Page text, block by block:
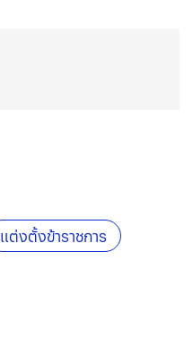
แต่งตั้งข้าราชการ